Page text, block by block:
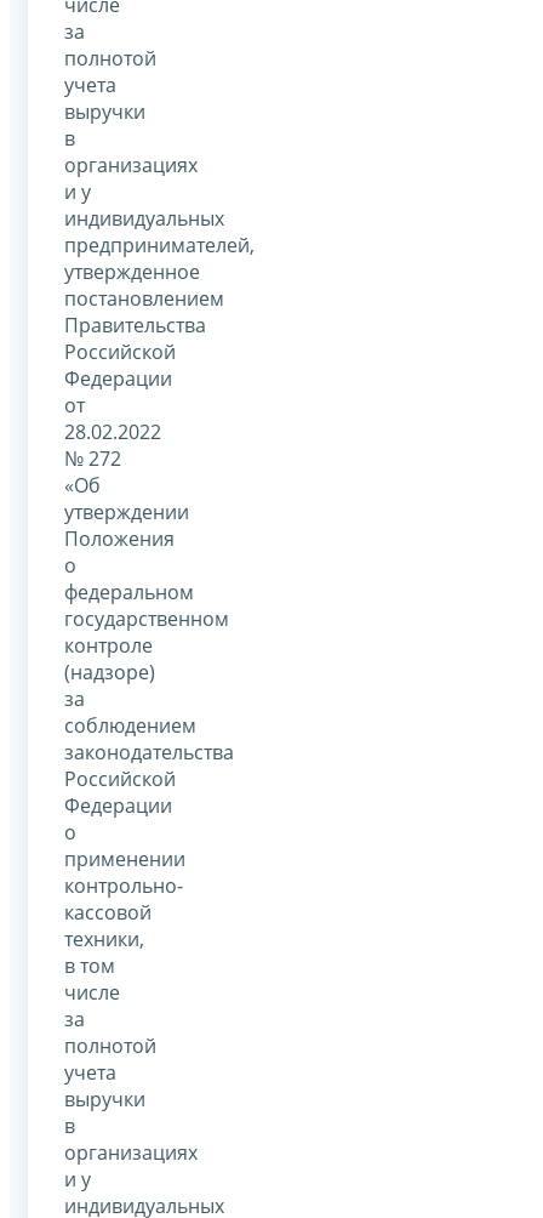
за
полнотой
учета
выручки
в
организациях
и у
индивидуальных
предпринимателей,
утвержденное
постановлением
Правительства
Российской
Федерации
от
28.02.2022
№ 272
«Об
утверждении
Положения
о
федеральном
государственном
контроле
(надзоре)
за
соблюдением
законодательства
Российской
Федерации
о
применении
контрольно-
кассовой
техники,
в том
числе
за
полнотой
учета
выручки
в
организациях
и у
индивидуальных